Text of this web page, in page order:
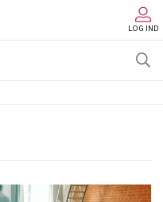
LOG IND